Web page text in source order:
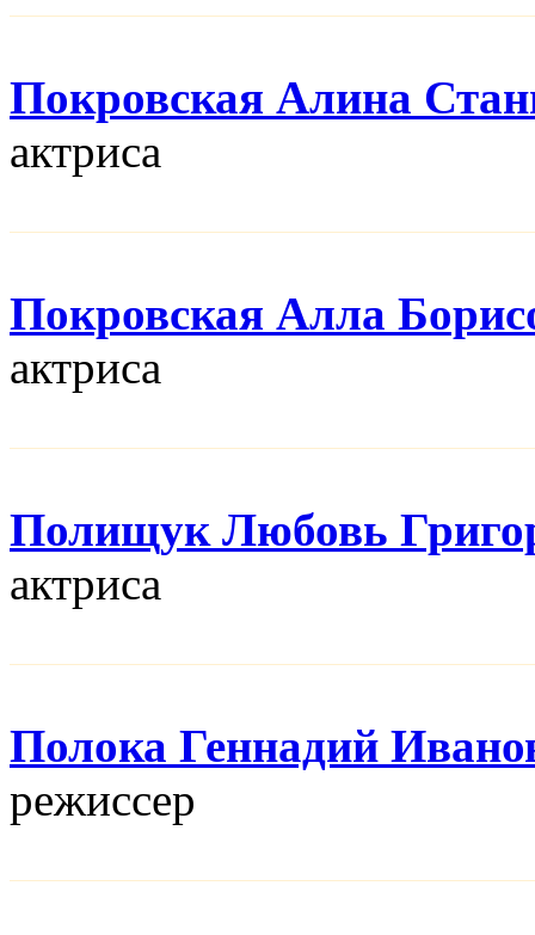
Покровская Алина
актриса
Покровская Алла
актриса
Полищук Любовь
актриса
Полока Геннадий
режисcер